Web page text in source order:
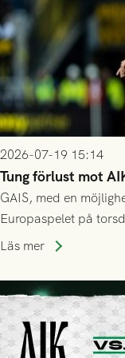
2026-07-19 15:14
Tung förlust mot
GAIS, med en
Europaspelet på
Stockholm . Men
lyckades få in 2-0.
Läs mer